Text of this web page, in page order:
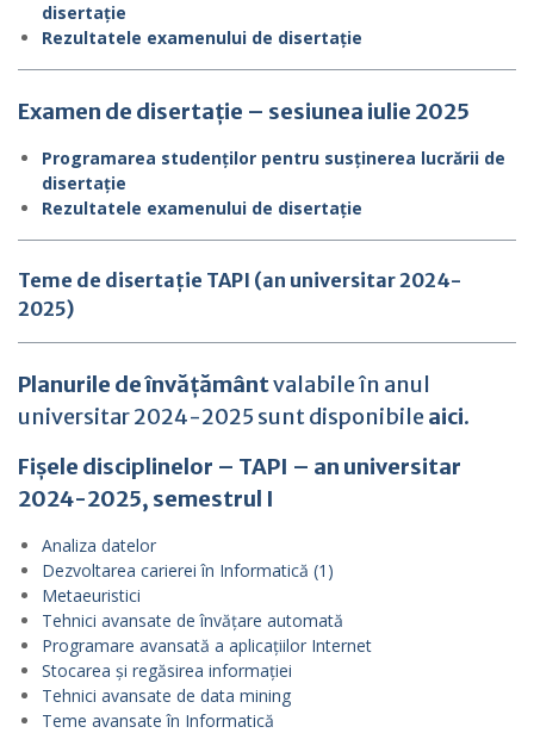
disertație
Rezultatele examenului de disertație
Examen de disertație – sesiunea iulie 2025
Programarea studenților pentru susținerea lucrării de
disertație
Rezultatele examenului de disertație
Teme de disertație TAPI (an universitar 2024-
2025)
Planurile de învățământvalabile în anul
universitar 2024-2025 sunt disponibile aici.
Fișele disciplinelor – TAPI – an universitar
2024-2025, semestrul I
Analiza datelor
Dezvoltarea carierei în Informatică (1)
Metaeuristici
Tehnici avansate de învățare automată
Programare avansată a aplicațiilor Internet
Stocarea și regăsirea informației
Tehnici avansate de data mining
Teme avansate în Informatică